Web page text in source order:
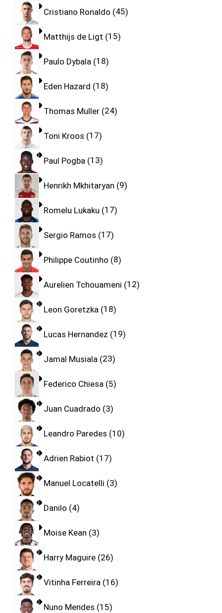
Cristiano Ronaldo 45
Matthijs de Ligt 15
Paulo Dybala 18
Eden Hazard 18
Thomas Muller 24
Toni Kroos 17
Paul Pogba 13
Henrikh Mkhitaryan 9
Romelu Lukaku 17
Sergio Ramos 17
Philippe Coutinho 8
Aurelien Tchouameni 12
Leon Goretzka 18
Lucas Hernandez 19
Jamal Musiala 23
Federico Chiesa 5
Juan Cuadrado 3
Leandro Paredes 10
Adrien Rabiot 17
Manuel Locatelli 3
Danilo 4
Moise Kean 3
Harry Maguire 26
Vitinha Ferreira 16
Nuno Mendes 15